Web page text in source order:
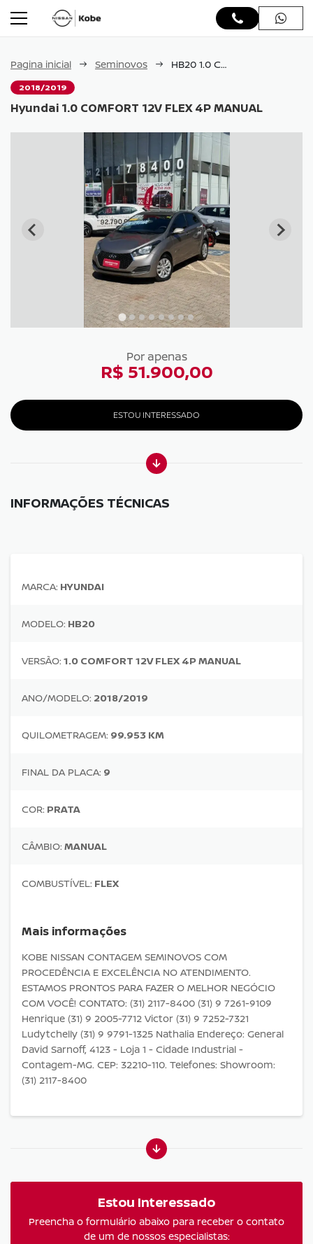
Pagina inicial Seminovos HB20 1.0 COMFORT 12V FLEX 4P MANUAL
2018/2019
Hyundai 1.0 COMFORT 12V FLEX 4P MANUAL
Por apenas
R$ 51.900,00
ESTOU INTERESSADO
INFORMAÇÕES TÉCNICAS
MARCA: HYUNDAI
MODELO: HB20
VERSÃO: 1.0 COMFORT 12V FLEX 4P MANUAL
ANO/MODELO: 2018/2019
QUILOMETRAGEM: 99.953 KM
FINAL DA PLACA: 9
COR: PRATA
CÂMBIO: MANUAL
COMBUSTÍVEL: FLEX
Mais informações
KOBE NISSAN CONTAGEM SEMINOVOS COM
PROCEDÊNCIA E EXCELÊNCIA NO ATENDIMENTO.
ESTAMOS PRONTOS PARA FAZER O MELHOR NEGÓCIO
COM VOCÊ! CONTATO: (31) 2117-8400 (31) 9 7261-9109
Henrique (31) 9 2005-7712 Victor (31) 9 7252-7321
Ludytchelly (31) 9 9791-1325 Nathalia Endereço: General
David Sarnoff, 4123 - Loja 1 - Cidade Industrial -
Contagem-MG. CEP: 32210-110. Telefones: Showroom:
(31) 2117-8400
Estou Interessado
Preencha o formulário abaixo para receber o contato
de um de nossos especialistas: